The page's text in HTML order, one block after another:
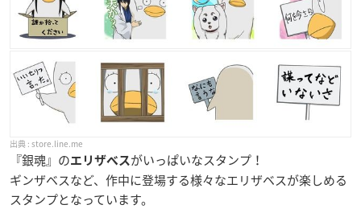
store.line.me
『銀魂』のエリザベス がいっぱいなスタンプ！
ギンザベスなど、作中に登場する様々なエリザベスが楽しめる
スタンプとなっています。